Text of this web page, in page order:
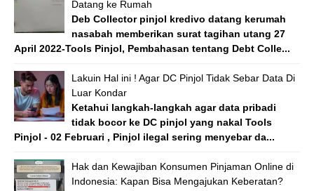
Datang ke Rumah
Deb Collector pinjol kredivo datang kerumah
nasabah memberikan surat tagihan utang 27
April 2022-Tools Pinjol, Pembahasan tentang Debt Colle...
Lakuin Hal ini ! Agar DC Pinjol Tidak Sebar Data Di
Luar Kondar
Ketahui langkah-langkah agar data pribadi
tidak bocor ke DC pinjol yang nakal Tools
Pinjol - 02 Februari , Pinjol ilegal sering menyebar da...
Hak dan Kewajiban Konsumen Pinjaman Online di
Indonesia: Kapan Bisa Mengajukan Keberatan?